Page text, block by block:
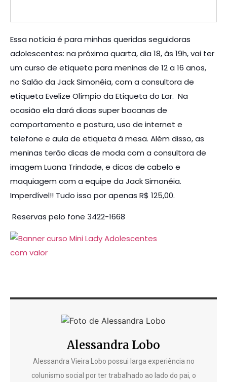
Essa notícia é para minhas queridas seguidoras
adolescentes: na próxima quarta, dia 18, às 19h, vai ter
um curso de etiqueta para meninas de 12 a 16 anos,
no Salão da Jack Simonéia, com a consultora de
etiqueta Evelize Olímpio da Etiqueta do Lar. Na
ocasião ela dará dicas super bacanas de
comportamento e postura, uso de internet e
telefone e aula de etiqueta à mesa. Além disso, as
meninas terão dicas de moda com a consultora de
imagem Luana Trindade, e dicas de cabelo e
maquiagem com a equipe da Jack Simonéia.
Imperdível!! Tudo isso por apenas R$ 125,00.
Reservas pelo fone 3422-1668
Alessandra Lobo
Alessandra Vieira Lobo possui larga experiência no
colunismo social por ter trabalhado ao lado do pai, o